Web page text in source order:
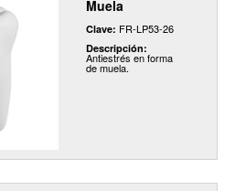
Muela
Clave: FR-LP53-26
Descripción:
Antiestrés en forma
de muela.